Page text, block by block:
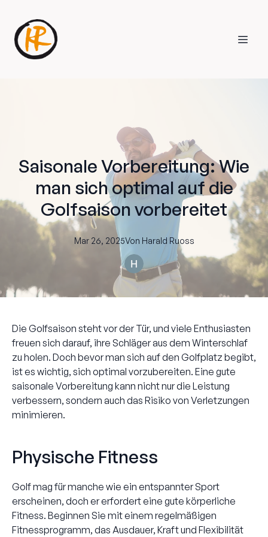
Saisonale Vorbereitung: Wie
man sich optimal auf die
Golfsaison vorbereitet
Mar 26, 2025Von Harald Ruoss
Die Golfsaison steht vor der Tür, und viele Enthusiasten
freuen sich darauf, ihre Schläger aus dem Winterschlaf
zu holen. Doch bevor man sich auf den Golfplatz begibt,
ist es wichtig, sich optimal vorzubereiten. Eine gute
saisonale Vorbereitung kann nicht nur die Leistung
verbessern, sondern auch das Risiko von Verletzungen
minimieren.
Physische Fitness
Golf mag für manche wie ein entspannter Sport
erscheinen, doch er erfordert eine gute körperliche
Fitness. Beginnen Sie mit einem regelmäßigen
Fitnessprogramm, das Ausdauer, Kraft und Flexibilität